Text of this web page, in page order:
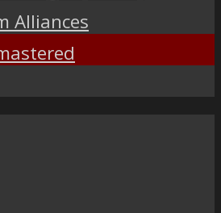
Alliances